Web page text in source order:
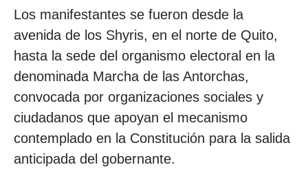
Los manifestantes se fueron desde la
avenida de los Shyris, en el norte de Quito,
hasta la sede del organismo electoral en la
denominada Marcha de las Antorchas,
convocada por organizaciones sociales y
ciudadanos que apoyan el mecanismo
contemplado en la Constitución para la salida
anticipada del gobernante.